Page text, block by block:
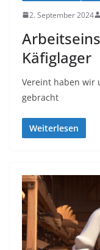
2. September 2024
Käfiglager
Vereint haben wir
gebracht
Weiterlesen